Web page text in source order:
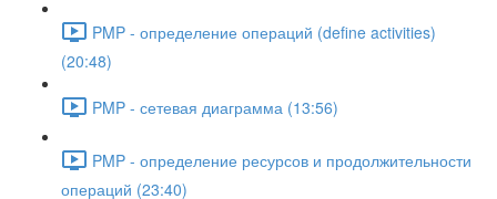
PMP - определение операций (define activities)
(20:48)
PMP - сетевая диаграмма (13:56)
PMP - определение ресурсов и продолжительности
операций (23:40)